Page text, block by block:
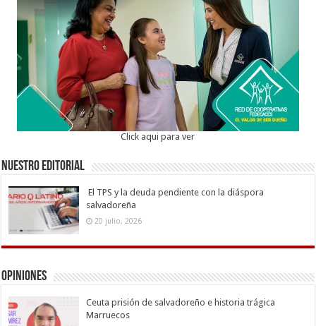
Click aqui para ver
Nuestro Editorial
El TPS y la deuda pendiente con la diáspora
salvadoreña
20 julio, 2026
Opiniones
Ceuta prisión de salvadoreño e historia trágica
Marruecos